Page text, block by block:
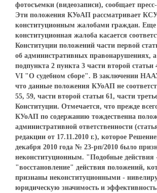
фотосъемки (видеозаписи), сообщает
Эти положения КУоАП рассматривает
конституционным жалобами граждан. Еще
конституционная жалоба касается
Конституции положений части первой
об административных правонарушениях,
подпункта 2 пункта 3 части второй
VІ "О судебном сборе". В заключении
что данные положения КУоАП не
55, 59, части второй статьи 61, части
Конституции. Отмечается, что прежде
КУоАП по содержанию тождественна
административной ответственности
редакции от 17.11.2010 г.), которое
декабря 2010 года № 23-рп/2010 было
неконституционным. "Подобные действия
"восстановление" действия положений,
признаны неконституционными -
юридическую значимость и эффективность